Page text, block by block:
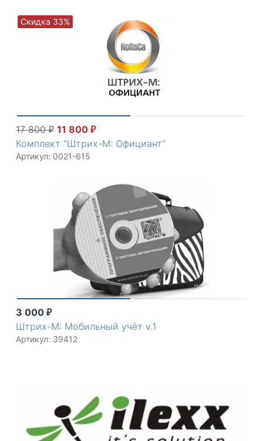
17 800₽ 11 800 ₽
Комплект "Штрих-М: Официант"
Артикул: 0021-615
Скидка 33%
3 000 ₽
Штрих-М: Мобильный учёт v.1
Артикул: 39412